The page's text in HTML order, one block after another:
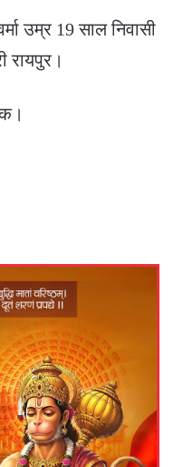
उम्र 19 साल निवासी
रायपुर।